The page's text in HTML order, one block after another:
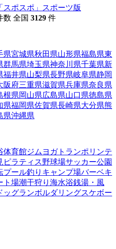
全国 3129 件
県宮城県秋田県山形県福島県東
群馬県埼玉県神奈川県千葉県新
福井県山梨県長野県岐阜県静岡
阪府三重県滋賀県兵庫県奈良県
根県岡山県広島県山口県徳島県
県福岡県佐賀県長崎県大分県熊
県沖縄県
体育館ジム ヨガトランポリンテ
ピラティス野球場サッカー公園
プール釣り キャンプ場バーベキ
ト場潮干狩り 海水浴銭湯・風
ッグランボルダリングスケボー